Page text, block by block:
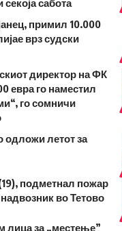
сабота
примил 10.000
врз судски
директор на ФК
евра го наместил
го сомничи
одложи летот за
подметнал пожар
во Тетово
лица за „местење”